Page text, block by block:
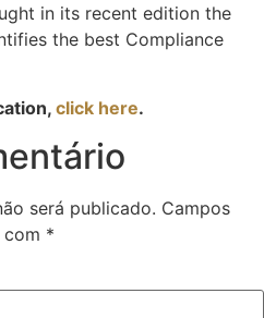
in its recent edition the
the best Compliance
click here.
será publicado. Campos
*